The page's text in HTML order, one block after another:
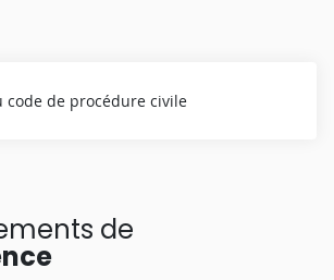
code de procédure civile
de